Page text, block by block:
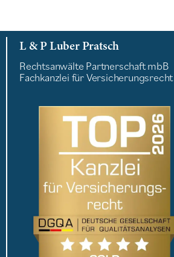
L & P Luber Pratsch
Rechtsanwälte Partnerschaft mbB
Fachkanzlei für Versicherungsrecht